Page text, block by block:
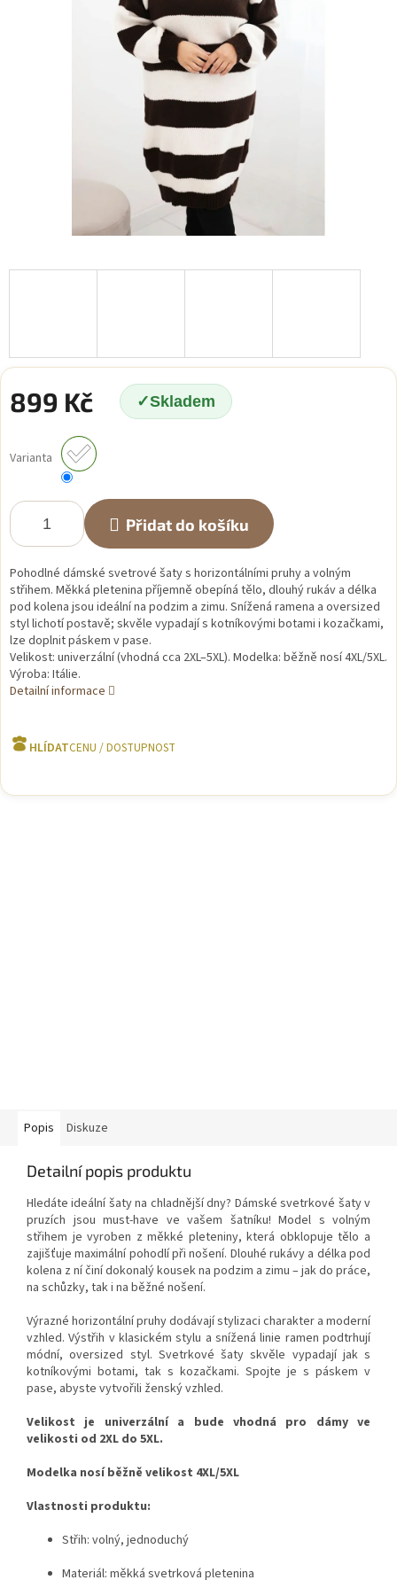
899 Kč Skladem
cena:
Varianta
Přidat do košíku
Pohodlné dámské svetrové šaty s horizontálními pruhy a volným
střihem. Měkká pletenina příjemně obepíná tělo, dlouhý rukáv a délka
pod kolena jsou ideální na podzim a zimu. Snížená ramena a oversized
styl lichotí postavě; skvěle vypadají s kotníkovými botami i kozačkami,
lze doplnit páskem v pase.
Velikost: univerzální (vhodná cca 2XL–5XL). Modelka: běžně nosí 4XL/5XL.
Výroba: Itálie.
Detailní informace
HLÍDAT
Popis Diskuze
Detailní popis produktu
Hledáte ideální šaty na chladnější dny? Dámské svetrkové šaty v
pruzích jsou must-have ve vašem šatníku! Model s volným
střihem je vyroben z měkké pleteniny, která obklopuje tělo a
zajišťuje maximální pohodlí při nošení. Dlouhé rukávy a délka pod
kolena z ní činí dokonalý kousek na podzim a zimu – jak do práce,
na schůzky, tak i na běžné nošení.
Výrazné horizontální pruhy dodávají stylizaci charakter a moderní
vzhled. Výstřih v klasickém stylu a snížená linie ramen podtrhují
módní, oversized styl. Svetrkové šaty skvěle vypadají jak s
kotníkovými botami, tak s kozačkami. Spojte je s páskem v
pase, abyste vytvořili ženský vzhled.
Velikost je univerzální a bude vhodná pro dámy ve
velikosti od 2XL do 5XL.
Modelka nosí běžně velikost 4XL/5XL
Vlastnosti produktu:
Střih: volný, jednoduchý
Materiál: měkká svetrková pletenina